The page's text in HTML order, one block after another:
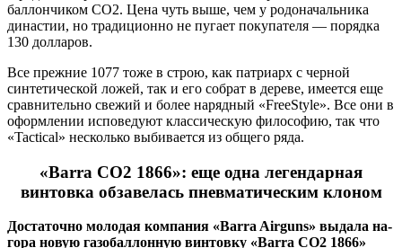
баллончиком СО2. Цена чуть выше, чем у родоначальника
династии, но традиционно не пугает покупателя — порядка
130 долларов.
Все прежние 1077 тоже в строю, как патриарх с черной
синтетической ложей, так и его собрат в дереве, имеется еще
сравнительно свежий и более нарядный «FreeStyle». Все они в
оформлении исповедуют классическую философию, так что
«Tactical» несколько выбивается из общего ряда.
«Barra CO2 1866»: еще одна легендарная
винтовка обзавелась пневматическим клоном
Достаточно молодая компания «Barra Airguns» выдала на-
гора новую газобаллонную винтовку «Barra CO2 1866»